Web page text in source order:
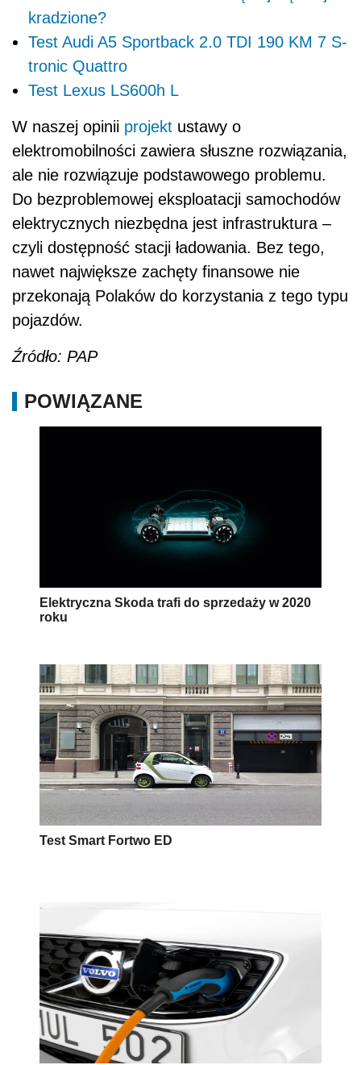
kradzione?
Test Audi A5 Sportback 2.0 TDI 190 KM 7 S-
tronic Quattro
Test Lexus LS600h L
W naszej opinii projekt ustawy o
elektromobilności zawiera słuszne rozwiązania,
ale nie rozwiązuje podstawowego problemu.
Do bezproblemowej eksploatacji samochodów
elektrycznych niezbędna jest infrastruktura –
czyli dostępność stacji ładowania. Bez tego,
nawet największe zachęty finansowe nie
przekonają Polaków do korzystania z tego typu
pojazdów.
Źródło: PAP
POWIĄZANE
Elektryczna Skoda trafi do sprzedaży w 2020
roku
Test Smart Fortwo ED